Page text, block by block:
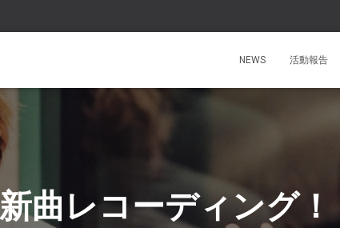
NEWS 活動報告
新曲レコーディング！